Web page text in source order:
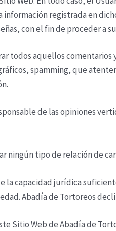
registrada en
con el fin de proceder a
todos aquellos
spamming, que
de las opiniones
ningún tipo de relación de
la capacidad jurídica
Abadía de Tortoreos
Sitio Web deAbadía de